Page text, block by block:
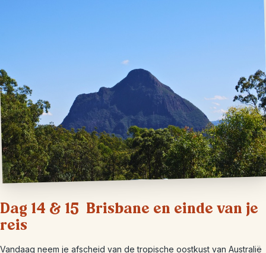
Dag 14 & 15 Brisbane en einde van je
reis
Vandaag neem je afscheid van de tropische oostkust van Australië